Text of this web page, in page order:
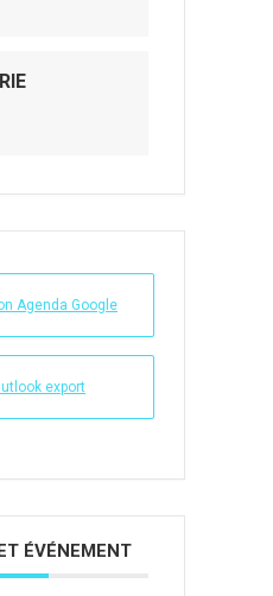
Agenda Google
export
ÉVÉNEMENT